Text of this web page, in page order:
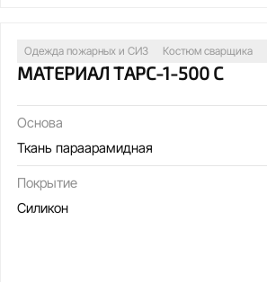
Одежда пожарных и СИЗ Костюм сварщика
МАТЕРИАЛ ТАРС-1-500 С
Основа
Ткань параарамидная
Покрытие
Силикон